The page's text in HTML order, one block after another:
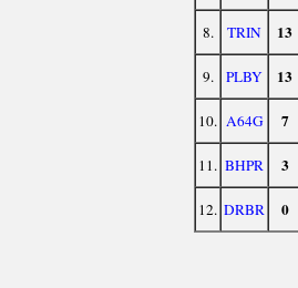
8.
TRIN 13
9.
PLBY 13
10. A64G 7
11. BHPR 3
12. DRBR 0